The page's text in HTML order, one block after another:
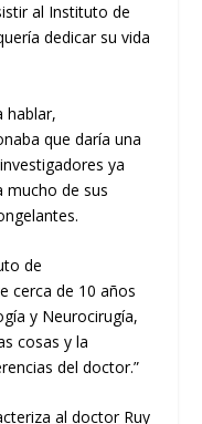
al Instituto de
dedicarsuvida
hablar,
que daría una
ya
mucho de sus
de
cerca de 10 años
y Neurocirugía,
cosasy la
del doctor.”
al doctor Ruy